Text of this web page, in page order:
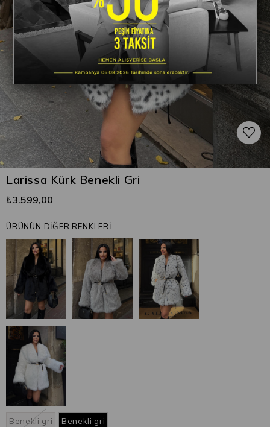
Larissa Kürk Benekli Gri
₺3.599,00
ÜRÜNÜN DİĞER RENKLERİ
Benekli gri Benekli gri